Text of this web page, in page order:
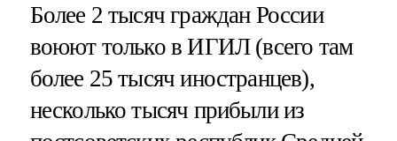
Более 2 тысяч граждан России
воюют только в ИГИЛ (всего там
более 25 тысяч иностранцев),
несколько тысяч прибыли из